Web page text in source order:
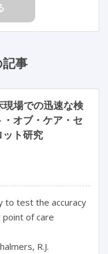
事
場での迅速な検
オブ・ケア・セ
ット研究
to test the accuracy
of care
R.J.